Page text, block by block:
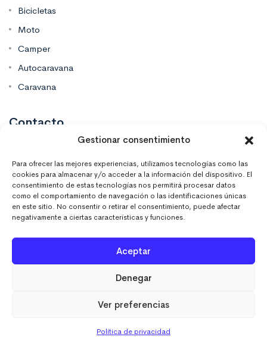
Gestionar consentimiento
Para ofrecer las mejores experiencias, utilizamos tecnologías como las
cookies para almacenar y/o acceder a la información del dispositivo. El
consentimiento de estas tecnologías nos permitirá procesar datos
como el comportamiento de navegación o las identificaciones únicas
en este sitio. No consentir o retirar el consentimiento, puede afectar
negativamente a ciertas características y funciones.
Aceptar
Denegar
Ver preferencias
Política de privacidad
Bicicletas
Moto
Camper
Autocaravana
Caravana
Contacto
637 671 470
MASVINILOSONLINE © 2023. Todos los derechos